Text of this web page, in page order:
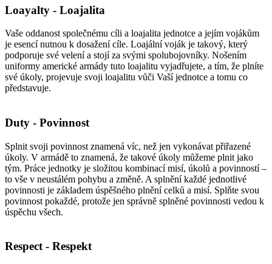
Loayalty - Loajalita
Vaše oddanost společnému cíli a loajalita jednotce a jejím vojákům
je esencí nutnou k dosažení cíle. Loajální voják je takový, který
podporuje své velení a stojí za svými spolubojovníky. Nošením
uniformy americké armády tuto loajalitu vyjadřujete, a tím, že plníte
své úkoly, projevuje svoji loajalitu vůči Vaší jednotce a tomu co
představuje.
Duty - Povinnost
Splnit svoji povinnost znamená víc, než jen vykonávat přiřazené
úkoly. V armádě to znamená, že takové úkoly můžeme plnit jako
tým. Práce jednotky je složitou kombinací misí, úkolů a povinností –
to vše v neustálém pohybu a změně. A splnění každé jednotlivé
povinnosti je základem úspěšného plnění celků a misí. Splňte svou
povinnost pokaždé, protože jen správně splněné povinnosti vedou k
úspěchu všech.
Respect - Respekt